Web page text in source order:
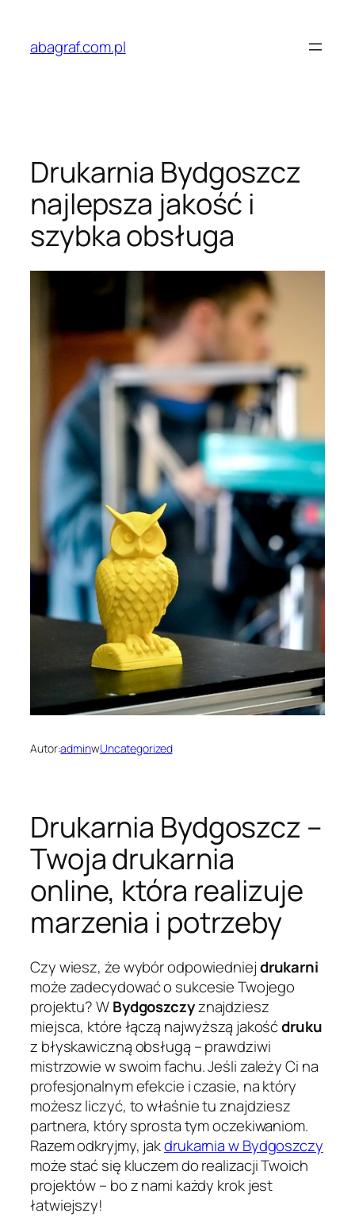
treściabagraf.com.pl
Drukarnia Bydgoszcz
najlepsza jakość i
szybka obsługa
Autor:adminwUncategorized
Drukarnia Bydgoszcz –
Twoja drukarnia
online, która realizuje
marzenia i potrzeby
Czy wiesz, że wybór odpowiedniejdrukarni
może zadecydować o sukcesie Twojego
projektu? WBydgoszczyznajdziesz
miejsca, które łączą najwyższą jakośćdruku
z błyskawiczną obsługą – prawdziwi
mistrzowie w swoim fachu. Jeśli zależy Ci na
profesjonalnym efekcie i czasie, na który
możesz liczyć, to właśnie tu znajdziesz
partnera, który sprosta tym oczekiwaniom.
Razem odkryjmy, jakdrukarnia w Bydgoszczy
może stać się kluczem do realizacji Twoich
projektów – bo z nami każdy krok jest
łatwiejszy!